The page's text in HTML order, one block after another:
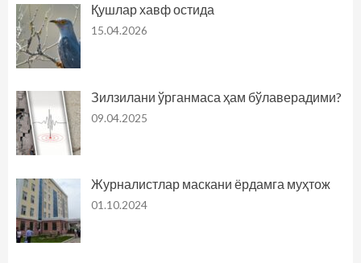
Қушлар хавф остида
15.04.2026
Зилзилани ўрганмаса ҳам бўлаверадими?
09.04.2025
Журналистлар маскани ёрдамга муҳтож
01.10.2024